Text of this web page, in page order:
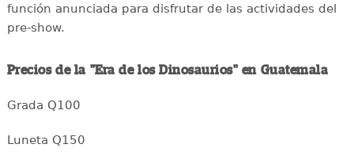
función anunciada para disfrutar de las actividades del
pre-show.
Precios de la "Era de los Dinosaurios" en Guatemala
Grada Q100
Luneta Q150